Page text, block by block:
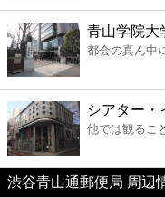
ファミレス
ファーストフード
カフェ
ショッピング
青山学院大
都会の真ん中
シアター・
他では観るこ
渋谷青山通郵便局 周辺